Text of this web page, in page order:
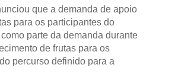
que a demanda de apoio
para os participantes do
parte da demanda durante
de frutas para os
percurso definido para a